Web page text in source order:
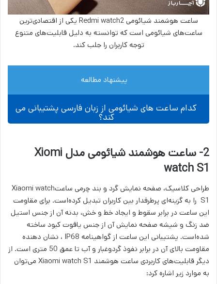
ساعت هوشمند شیائومی Redmi watch2 یکی از اقتصادی‌ترین
ساعت‌های شیائومی است که توانسته به دلیل قابلیت‌های متنوع
توجه کاربران را جلب کند.
پیشنهاد مطالعه
کدام ساعت ‌های شیائومی از زبان فارسی پشتیبانی می
کند؟
2- ساعت هوشمند شیائومی مدل Xiomi
watch S1
طراحی کلاسیک، صفحه نمایش گرد و بند چرمی ساعتXiaomi watch
S1 را به گزینه‌ای پرطرفدار بین کاربران تبدیل کرده‌است. برای مقاومت
این ساعت در برابر سقوط و ایجاد خط و خش، بدنه آن از جنس استیل
ضد زنگ و شیشه صفحه نمایش آن از جنس یاقوت کبود ساخته
شده‌است. پشتیبانی این ساعت از گواهینامه IP68 ، نشان دهنده
مقاومت بالای آن در برابر نفوذ گردوغبار و آب تا عمق 50 متری است. از
دیگر قابلیت‌های کاربردی ساعت هوشمند Xiaomi watch S1 می‌توان
به موارد زیر اشاره کرد: